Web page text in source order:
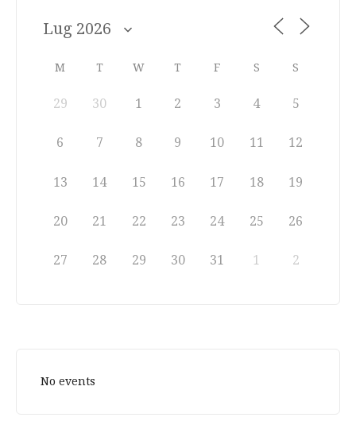
M T W T F S S
29 30 1 2 3 4 5
6 7 8 9 10 11 12
13 14 15 16 17 18 19
20 21 22 23 24 25 26
27 28 29 30 31 1 2
No events